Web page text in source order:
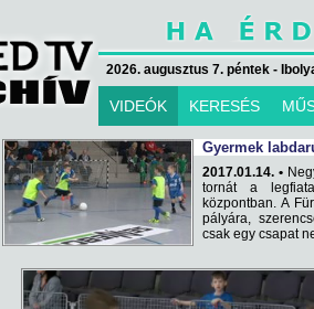
2026. augusztus 7. péntek -
VIDEÓK KERESÉS
Gyermek
2017.01.14. •
tornát a
központban. A
pályára,
csak egy csapat